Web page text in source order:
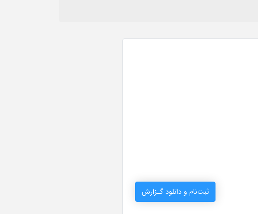
ثبت‌نام و دانلود گـزارش